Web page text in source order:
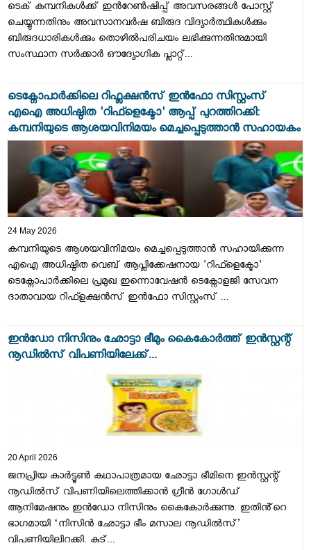
ടെക് കമ്പനികള്‍ക്ക് ഇന്‍റേണ്‍ഷിപ്പ് അവസരങ്ങള്‍ പോസ്റ്റ്
ചെയ്യുന്നതിനും അവസാനവര്‍ഷ ബിരുദ വിദ്യാര്‍ത്ഥികള്‍ക്കും
ബിരുദധാരികള്‍ക്കും തൊഴില്‍പരിചയം ലഭിക്കുന്നതിനുമായി
സംസ്ഥാന സര്‍ക്കാര്‍ ഔദ്യോഗിക പ്ലാറ്റ്...
ടെക്നോപാര്‍ക്കിലെ റിഫ്ലക്ഷന്‍സ് ഇന്‍ഫോ സിസ്റ്റംസ്
എഐ അധിഷ്ഠിത 'റിഫ്ളെക്ടോ' ആപ്പ് പുറത്തിറക്കി:
കമ്പനിയുടെ ആശയവിനിമയം മെച്ചപ്പെടുത്താന്‍ സഹായകം
24 May 2026
കമ്പനിയുടെ ആശയവിനിമയം മെച്ചപ്പെടുത്താന്‍ സഹായിക്കുന്ന
എഐ അധിഷ്ഠിത വെബ് ആപ്ലിക്കേഷനായ 'റിഫ്ളെക്ടോ'
ടെക്നോപാര്‍ക്കിലെ പ്രമുഖ ഇന്നൊവേഷന്‍ ടെക്നോളജി സേവന
ദാതാവായ റിഫ്ളക്ഷന്‍സ് ഇന്‍ഫോ സിസ്റ്റംസ് ...
ഇൻഡോ നിസിനും ഛോട്ടാ ഭീമും കൈകോർത്ത് ഇൻസ്റ്റന്റ്
നൂഡിൽസ് വിപണിയിലേക്ക്...
20 April 2026
ജനപ്രിയ കാർട്ടൂൺ കഥാപാത്രമായ ഛോട്ടാ ഭീമിനെ ഇൻസ്റ്റന്റ്
നൂഡിൽസ് വിപണിയിലെത്തിക്കാൻ ഗ്രീൻ ഗോൾഡ്
ആനിമേഷനും ഇൻഡോ നിസിനും കൈകോർക്കുന്നു. ഇതിൻ്റെ
ഭാഗമായി ‘നിസിൻ ഛോട്ടാ ഭീം മസാല നൂഡിൽസ്’
വിപണിയിലിറക്കി. കുട്...